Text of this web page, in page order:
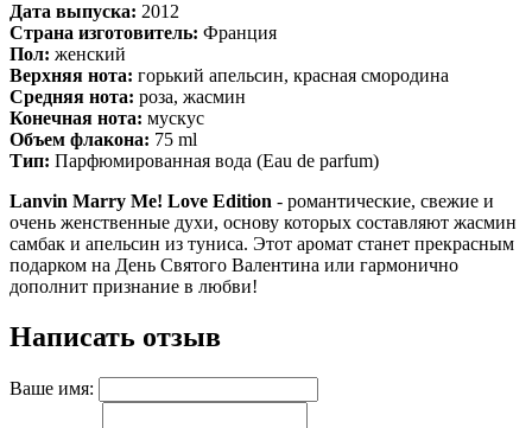
Дата выпуска: 2012
Страна изготовитель: Франция
Пол: женский
Верхняя нота: горький апельсин, красная смородина
Средняя нота: роза, жасмин
Конечная нота: мускус
Объем флакона: 75 ml
Тип: Парфюмированная вода (Eau de parfum)
Lanvin Marry Me! Love Edition - романтические, свежие и
очень женственные духи, основу которых составляют жасмин
самбак и апельсин из туниса. Этот аромат станет прекрасным
подарком на День Святого Валентина или гармонично
дополнит признание в любви!
Написать отзыв
Ваше имя: